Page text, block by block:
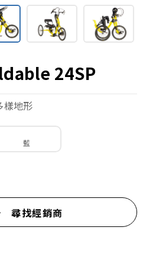
24SP
樣地形
藍
尋找經銷商